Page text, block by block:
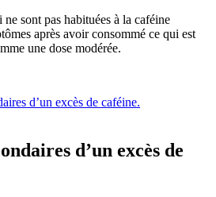
sont pas habituées à la caféine
après avoir consommé ce qui est
une dose modérée.
d’un excès de caféine.
d’un excès de